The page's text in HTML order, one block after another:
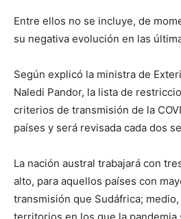
Entre ellos no se incluye, de
su negativa evolución en las
Según explicó la ministra de
Naledi Pandor, la lista de
criterios de transmisión de la
países y será revisada cada dos
La nación austral trabajará con
alto, para aquellos países con
transmisión que Sudáfrica;